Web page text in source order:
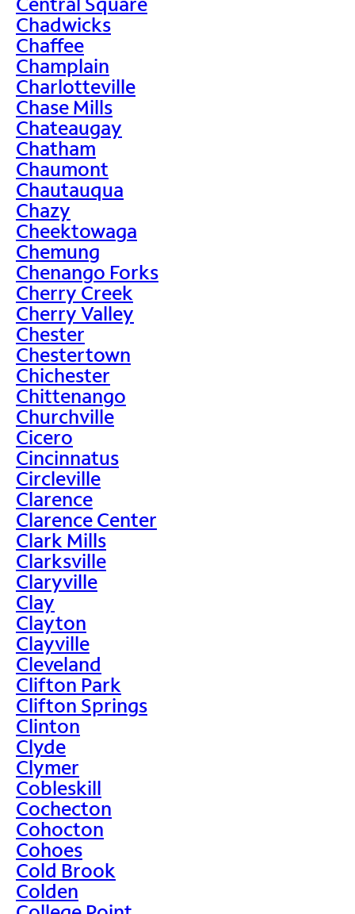
Chadwicks
Chaffee
Champlain
Charlotteville
Chase Mills
Chateaugay
Chatham
Chaumont
Chautauqua
Chazy
Cheektowaga
Chemung
Chenango Forks
Cherry Creek
Cherry Valley
Chester
Chestertown
Chichester
Chittenango
Churchville
Cicero
Cincinnatus
Circleville
Clarence
Clarence Center
Clark Mills
Clarksville
Claryville
Clay
Clayton
Clayville
Cleveland
Clifton Park
Clifton Springs
Clinton
Clyde
Clymer
Cobleskill
Cochecton
Cohocton
Cohoes
Cold Brook
Colden